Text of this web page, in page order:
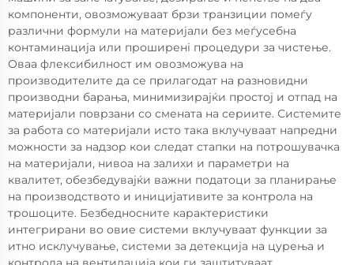
компоненти, овозможуваат брзи транзиции помеѓу
различни формули на материјали без меѓусебна
контаминација или проширенi процедури за чистење.
Оваа флексибилност им овозможува на
производителите да се прилагодат на разновидни
производни барања, минимизирајќи простој и отпад на
материјали поврзани со смената на сериите. Системите
за работа со материјали исто така вклучуваат напредни
можности за надзор кои следат стапки на потрошувачка
на материјали, нивоа на залихи и параметри на
квалитет, обезбедувајќи важни податоци за планирање
на производството и иницијативите за контрола на
трошоците. Безбедносните карактеристики
интегрирани во овие системи вклучуваат функции за
итно исклучување, системи за детекција на цурења и